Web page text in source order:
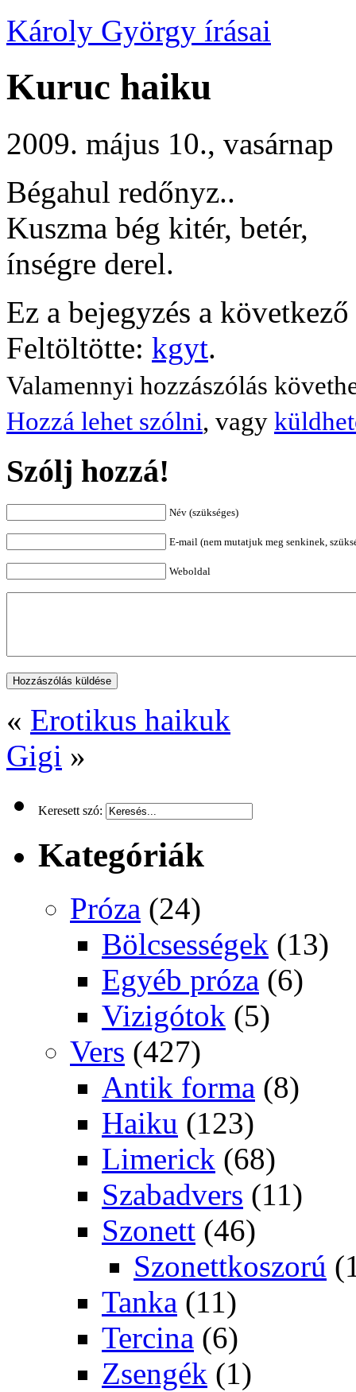
Károly György írásai
Kuruc haiku
2009. május 10., vasárnap
Bégahul redőnyz..
Kuszma bég kitér, betér,
ínségre derel.
Ez a bejegyzés a
Feltöltötte: kgyt.
Valamennyi hozzászólás
Hozzá lehet szólni, vagy
Szólj hozzá!
Név (szükséges)
E-mail (nem mutatjuk meg senkinek,
Weboldal
« Erotikus haikuk
Gigi »
Keresett szó:
Kategóriák
Próza (24)
Bölcsességek (13)
Egyéb próza (6)
Vizigótok (5)
Vers (427)
Antik forma (8)
Haiku (123)
Limerick (68)
Szabadvers (11)
Szonett (46)
Szonettkoszorú
Tanka (11)
Tercina (6)
Zsengék (1)